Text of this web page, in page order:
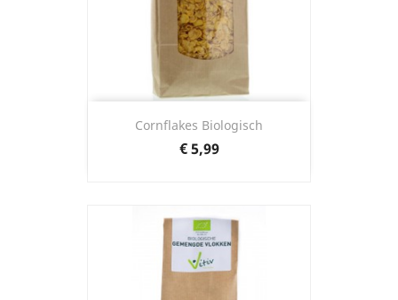
Cornflakes Biologisch
Prijs
€ 5,99